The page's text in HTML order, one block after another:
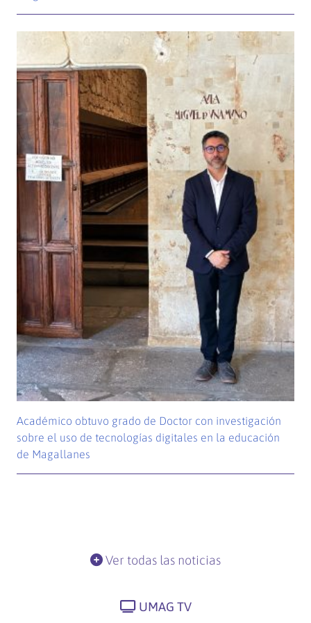
Académico obtuvo grado de Doctor con investigación
sobre el uso de tecnologías digitales en la educación
de Magallanes
Ver todas las noticias
UMAG TV